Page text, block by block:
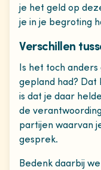
je het geld op
je in je begroting
Verschillen
Is het toch anders
gepland had? Dat
is dat je daar
de
partijen waarvan
gesprek.
Bedenk daarbij